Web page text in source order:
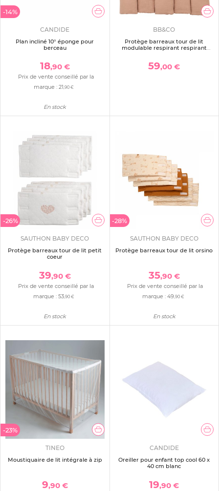
-14%
CANDIDE
Plan incliné 10° éponge pour
berceau
18,90 €
Prix de vente conseillé par la
marque :21,90 €
En stock
BB&CO
Protège barreaux tour de lit
modulable respirant respirant
59,00 €
-26%
SAUTHON BABY DECO
Protège barreaux tour de lit petit
coeur
39,90 €
Prix de vente conseillé par la
marque :53 ,90 €
En stock
-28%
SAUTHON BABY DECO
Protège barreaux tour de lit orsino
35,90 €
Prix de vente conseillé par la
marque : 49 ,90 €
En stock
-23%
TINEO
Moustiquaire de lit intégrale à zip
9,90 €
CANDIDE
Oreiller pour enfant top cool 60 x
40 cm blanc
19,90 €